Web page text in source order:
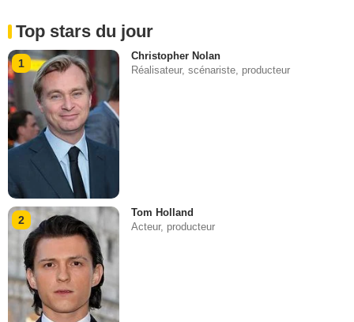
Top stars du jour
1
Christopher Nolan
Réalisateur, scénariste, producteur
2
Tom Holland
Acteur, producteur